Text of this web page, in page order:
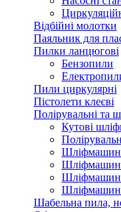
Відбійні молотки
Паяльник для
Пилки ланцюгові
Бензопили
Пили циркулярні
Пістолети клеєві
Полірувальні та
Кутові
Шабельна пила,